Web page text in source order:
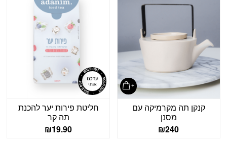
קנקן תה מקרמיקה עם
מסנן
₪240
חליטת פירות יער להכנת
תה קר
₪19.90